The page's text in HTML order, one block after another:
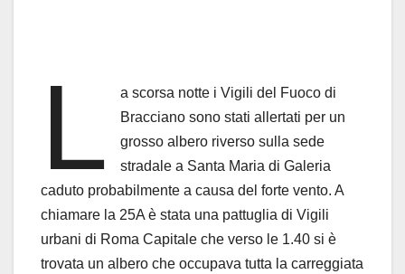
L
a scorsa notte i Vigili del Fuoco di
Bracciano sono stati allertati per un
grosso albero riverso sulla sede
stradale a Santa Maria di Galeria
caduto probabilmente a causa del forte vento. A
chiamare la 25A è stata una pattuglia di Vigili
urbani di Roma Capitale che verso le 1.40 si è
trovata un albero che occupava tutta la carreggiata